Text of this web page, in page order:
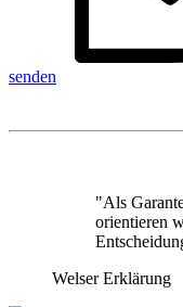
senden
"Als
orientieren
Welser Erklärung